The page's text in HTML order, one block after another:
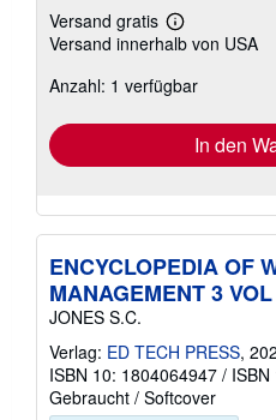
Versand gratis
Weitere
Informationen
Versandkosten
Versand innerhalb von USA
Anzahl: 1 verfügbar
In den
ENCYCLOPEDIA OF
MANAGEMENT 3
JONES S.C.
Verlag: ED TECH PRESS,
ISBN 10: 1804064947 /
Gebraucht / Softcover